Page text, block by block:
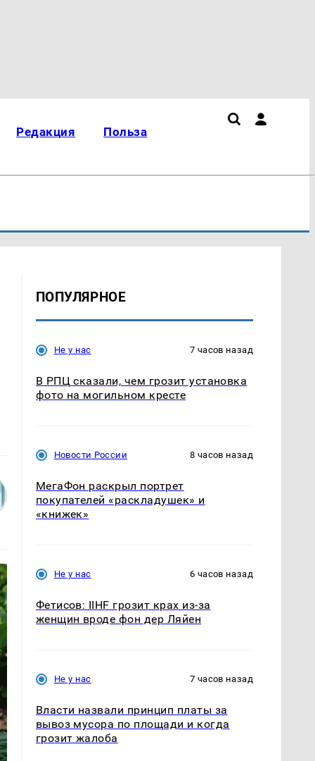
Редакция Польза
ПОПУЛЯРНОЕ
Не у нас 7 часов назад
В РПЦ сказали, чем грозит установка
фото на могильном кресте
Новости России 8 часов назад
МегаФон раскрыл портрет
покупателей «раскладушек» и
«книжек»
Не у нас 6 часов назад
Фетисов: IIHF грозит крах из-за
женщин вроде фон дер Ляйен
Не у нас 7 часов назад
Власти назвали принцип платы за
вывоз мусора по площади и когда
грозит жалоба